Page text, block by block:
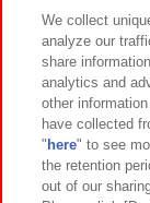
イベント・
関連会社
プライバシーポ
We collect
analyze our
share
analytics and
other
have collected
" here" to see
the retention
out of our